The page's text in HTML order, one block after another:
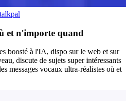
et n'importe quand
boosté à l'IA, dispo sur le web et sur
discute de sujets super intéressants
messages vocaux ultra-réalistes où et